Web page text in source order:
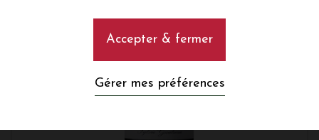
Accepter & fermer
Gérer mes préférences